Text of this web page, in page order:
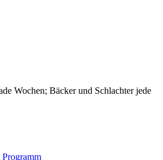
Wochen; Bäcker und Schlachter jede